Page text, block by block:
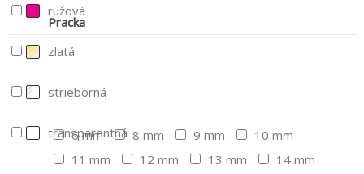
ružová
zlatá
strieborná
transparentná
6 mm 8 mm 9 mm
10 mm
11 mm
12 mm 13 mm
14 mm
Pracka